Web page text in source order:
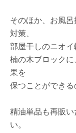
そのほか、お風
対策、
部屋干しのニオイ
楠の木ブロック
果を
保つことができる
精油単品も再販
い。